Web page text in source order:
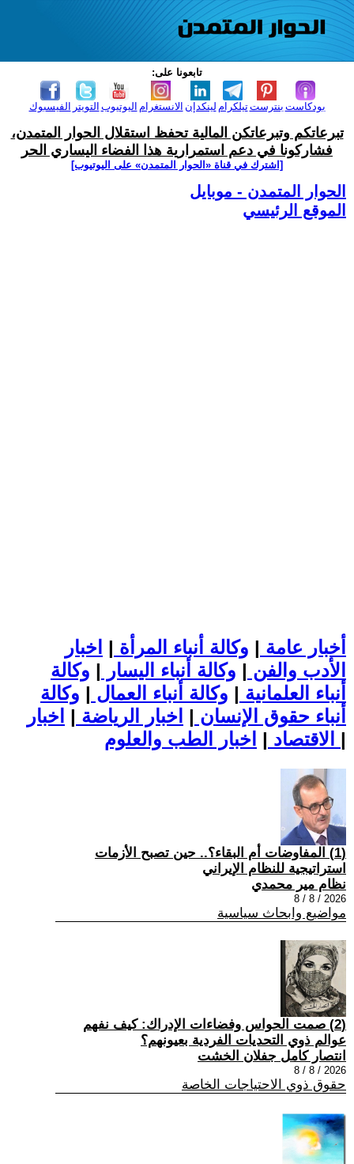
تابعونا على:
الفيسبوك التويتر اليوتيوب الانستغرام لينكدإن تيلكرامبنترست بودكاست
تبرعاتكم وتبرعاتكن المالية تحفظ استقلال الحوار المتمدن،
فشاركونا في دعم استمرارية هذا الفضاء اليساري الحر
[اشترك في قناة ‫«الحوار المتمدن» على اليوتيوب]
الحوار المتمدن - موبايل
الموقع الرئيسي
أخبار عامة | وكالة أنباء المرأة | اخبار
الأدب والفن | وكالة أنباء اليسار | وكالة
أنباء العلمانية | وكالة أنباء العمال | وكالة
أنباء حقوق الإنسان | اخبار الرياضة | اخبار
الاقتصاد | |
(1) المفاوضات أم البقاء؟.. حين تصبح الأزمات
استراتيجية للنظام الإيراني
نظام مير محمدي
2026 / 8 / 8
مواضيع وابحاث سياسية
(2) صمت الحواس وفضاءات الإدراك: كيف نفهم
عوالم ذوي التحديات الفردية بعيونهم؟
انتصار كامل جفلان الخشت
2026 / 8 / 8
حقوق ذوي الاحتياجات الخاصة